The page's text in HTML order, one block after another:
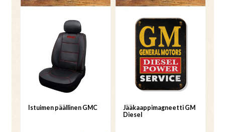
Istuimen päällinen GMC
Jääkaappimagneetti GM
Diesel